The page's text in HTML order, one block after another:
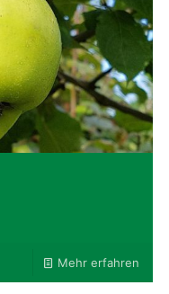
Mehr erfahren